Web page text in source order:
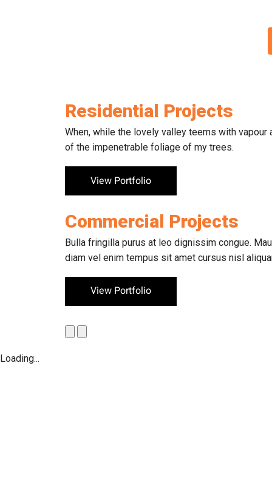
Residential Projects
When, while the lovely valley teems with
of the impenetrable foliage of my trees.
View Portfolio
Commercial Projects
Bulla fringilla purus at leo dignissim congue.
diam vel enim tempus sit amet cursus nisl
View Portfolio
Loading...